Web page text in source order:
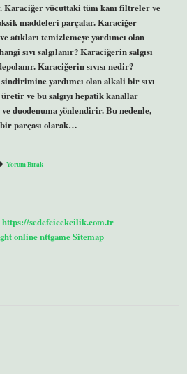
Karaciğer vücuttaki tüm kanı filtreler ve
maddeleri parçalar. Karaciğer
atıkları temizlemeye yardımcı olan
sıvı salgılanır? Karaciğerin salgısı
Karaciğerin sıvısı nedir?
yardımcı olan alkali bir sıvı
ve bu salgıyı hepatik kanallar
ve duodenuma yönlendirir. Bu nedenle,
parçası olarak…
Yorum Bırak
https://sedefcicekcilik.com.tr
onlinenttgameSitemap